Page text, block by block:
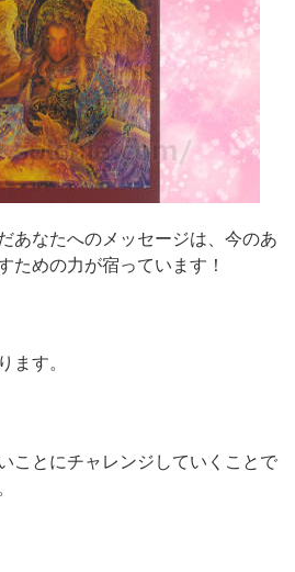
あなたへのメッセージは、今のあ
ための力が宿っています！
ます。
ことにチャレンジしていくことで